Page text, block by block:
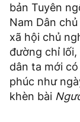
bản Tuyên
Nam Dân
xã hội chủ
đường chỉ
dân ta mới
phúc như
khèn bài